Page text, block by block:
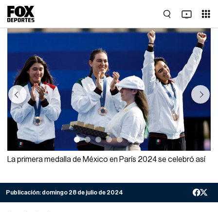
Previous Next
La primera medalla de México en París 2024 se celebró así
Publicación: domingo 28 de julio de 2024